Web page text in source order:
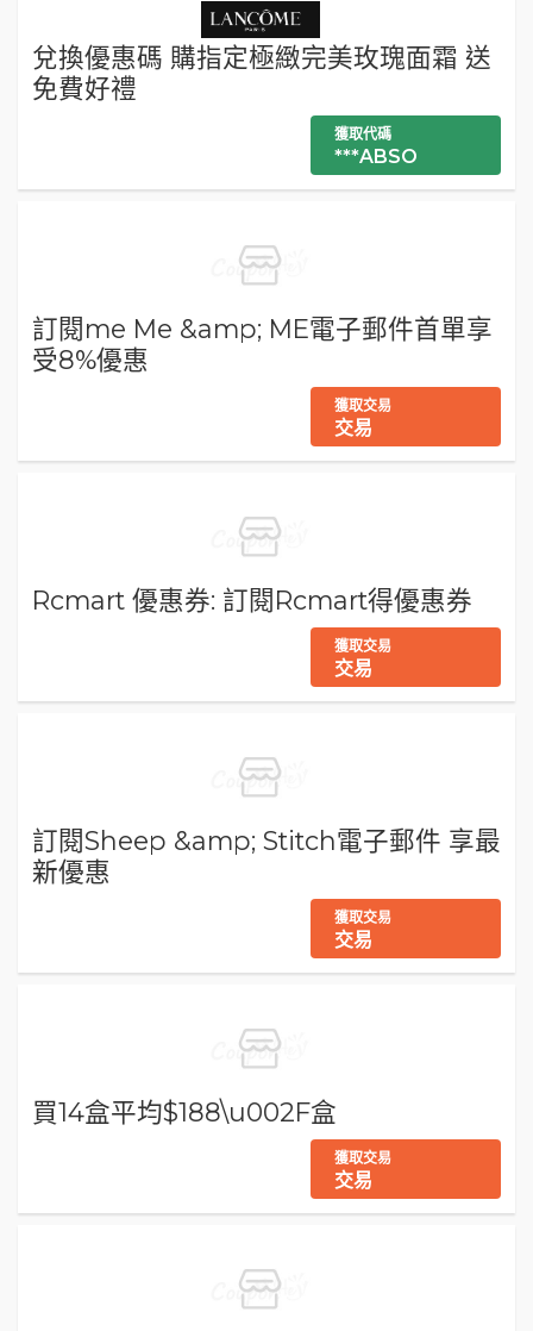
兌換優惠碼 購指定極緻完美玫瑰面霜 送
免費好禮
獲取代碼
***ABSO
訂閱me Me &amp; ME電子郵件首單享
受8%優惠
獲取交易
交易
Rcmart 優惠券: 訂閱Rcmart得優惠券
獲取交易
交易
訂閱Sheep &amp; Stitch電子郵件 享最
新優惠
獲取交易
交易
買14盒平均$188\u002F盒
獲取交易
交易